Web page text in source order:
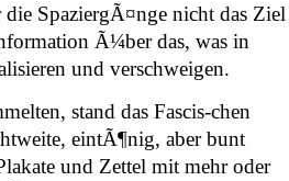
die SpaziergÃ¤nge nicht das Ziel
Ã¼ber das, was in
und verschweigen.
stand das Fascis-chen
eintÃ¶nig, aber bunt
und Zettel mit mehr oder